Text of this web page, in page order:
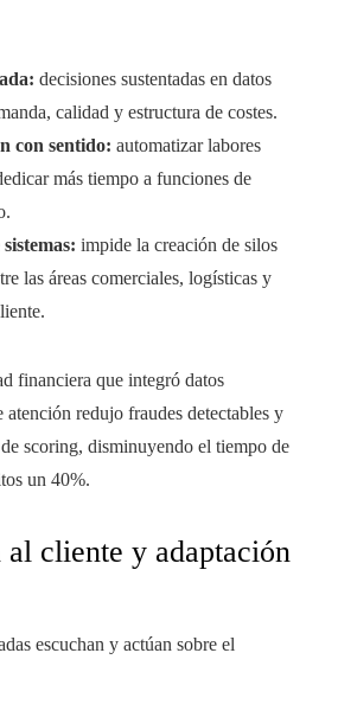
decisiones sustentadas en datos
calidad y estructura de costes.
con sentido: automatizar labores
más tiempo a funciones de
impide la creación de silos
las áreas comerciales, logísticas y
financiera que integró datos
atención redujo fraudes detectables y
scoring, disminuyendo el tiempo de
un 40%.
cliente y adaptación
escuchan y actúan sobre el